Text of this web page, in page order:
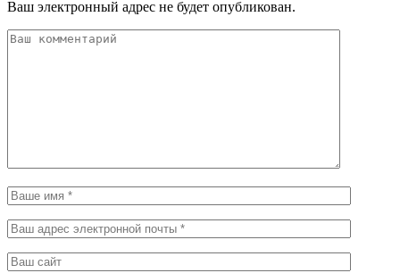
Ваш электронный адрес не будет опубликован.